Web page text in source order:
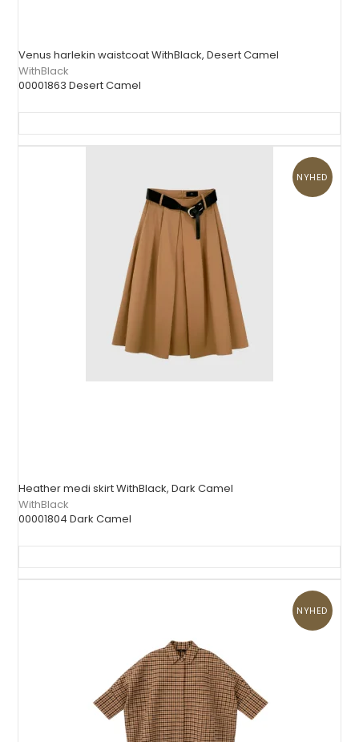
Venus harlekin waistcoat WithBlack, Desert Camel
WithBlack
00001863 Desert Camel
NYHED
Heather medi skirt WithBlack, Dark Camel
WithBlack
00001804 Dark Camel
NYHED